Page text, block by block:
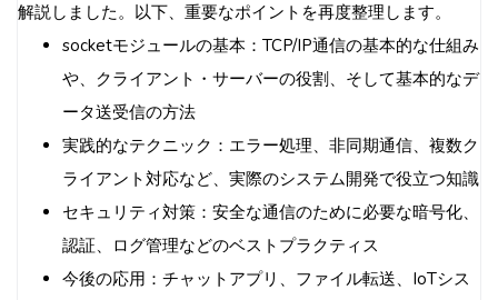
解説しました。以下、重要なポイントを再度整理します。
socketモジュールの基本：TCP/IP通信の基本的な仕組み
や、クライアント・サーバーの役割、そして基本的なデ
ータ送受信の方法
実践的なテクニック：エラー処理、非同期通信、複数ク
ライアント対応など、実際のシステム開発で役立つ知識
セキュリティ対策：安全な通信のために必要な暗号化、
認証、ログ管理などのベストプラクティス
今後の応用：チャットアプリ、ファイル転送、IoTシス